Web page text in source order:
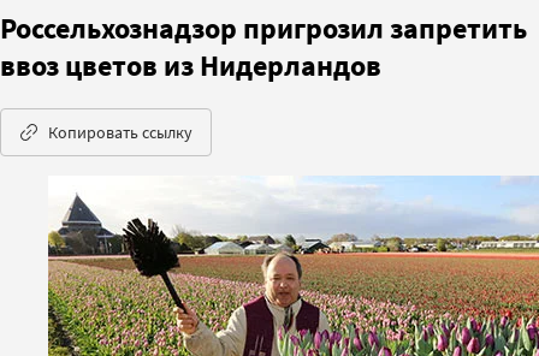
Россельхознадзор пригрозил запретить
ввоз цветов из Нидерландов
Копировать ссылку